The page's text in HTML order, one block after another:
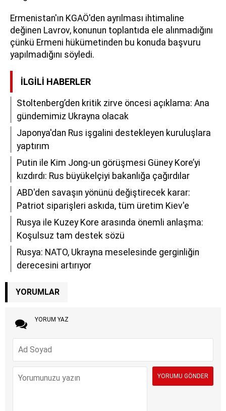
Ermenistan'ın KGAÖ'den ayrılması ihtimaline
değinen Lavrov, konunun toplantıda ele alınmadığını
çünkü Ermeni hükümetinden bu konuda başvuru
yapılmadığını söyledi.
İLGILI HABERLER
Stoltenberg’den kritik zirve öncesi açıklama: Ana
gündemimiz Ukrayna olacak
Japonya'dan Rus işgalini destekleyen kuruluşlara
yaptırım
Putin ile Kim Jong-un görüşmesi Güney Kore’yi
kızdırdı: Rus büyükelçiyi bakanlığa çağırdılar
ABD'den savaşın yönünü değiştirecek karar:
Patriot siparişleri askıda, tüm üretim Kiev'e
Rusya ile Kuzey Kore arasında önemli anlaşma:
Koşulsuz tam destek sözü
Rusya: NATO, Ukrayna meselesinde gerginliğin
derecesini artırıyor
YORUMLAR
YORUM YAZ